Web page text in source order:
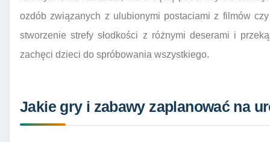
ozdób związanych z ulubionymi postaciami z filmów
stworzenie strefy słodkości z różnymi deserami i
zachęci dzieci do spróbowania wszystkiego.
Jakie gry i zabawy zaplanować na